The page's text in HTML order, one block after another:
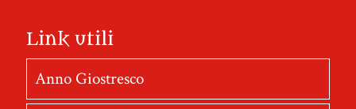
Link utili
Anno Giostresco